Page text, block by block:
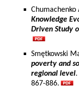
Knowledge
Driven Study
Smętkowski
poverty and
regional level
867-886.